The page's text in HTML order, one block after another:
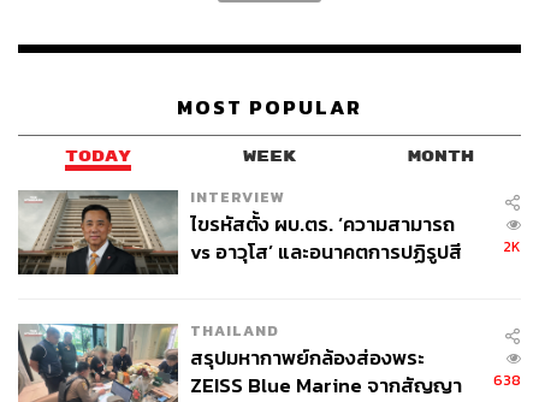
MOST POPULAR
TODAY WEEK MONTH
INTERVIEW
ไขรหัสตั้ง ผบ.ตร. ‘ความสามารถ
vs อาวุโส’ และอนาคตการปฏิรูปสี
2K
THAILAND
สรุปมหากาพย์กล้องส่องพระ
ZEISS Blue Marine จากสัญญา
638